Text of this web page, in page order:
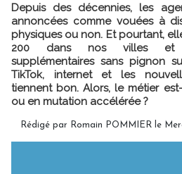
Depuis des décennies, les
annoncées comme vouées à
physiques ou non. Et pourtant,
200 dans nos villes et
supplémentaires sans pignon
TikTok, internet et les
tiennent bon. Alors, le métier
ou en mutation accélérée ?
Rédigé par Romain POMMIER le